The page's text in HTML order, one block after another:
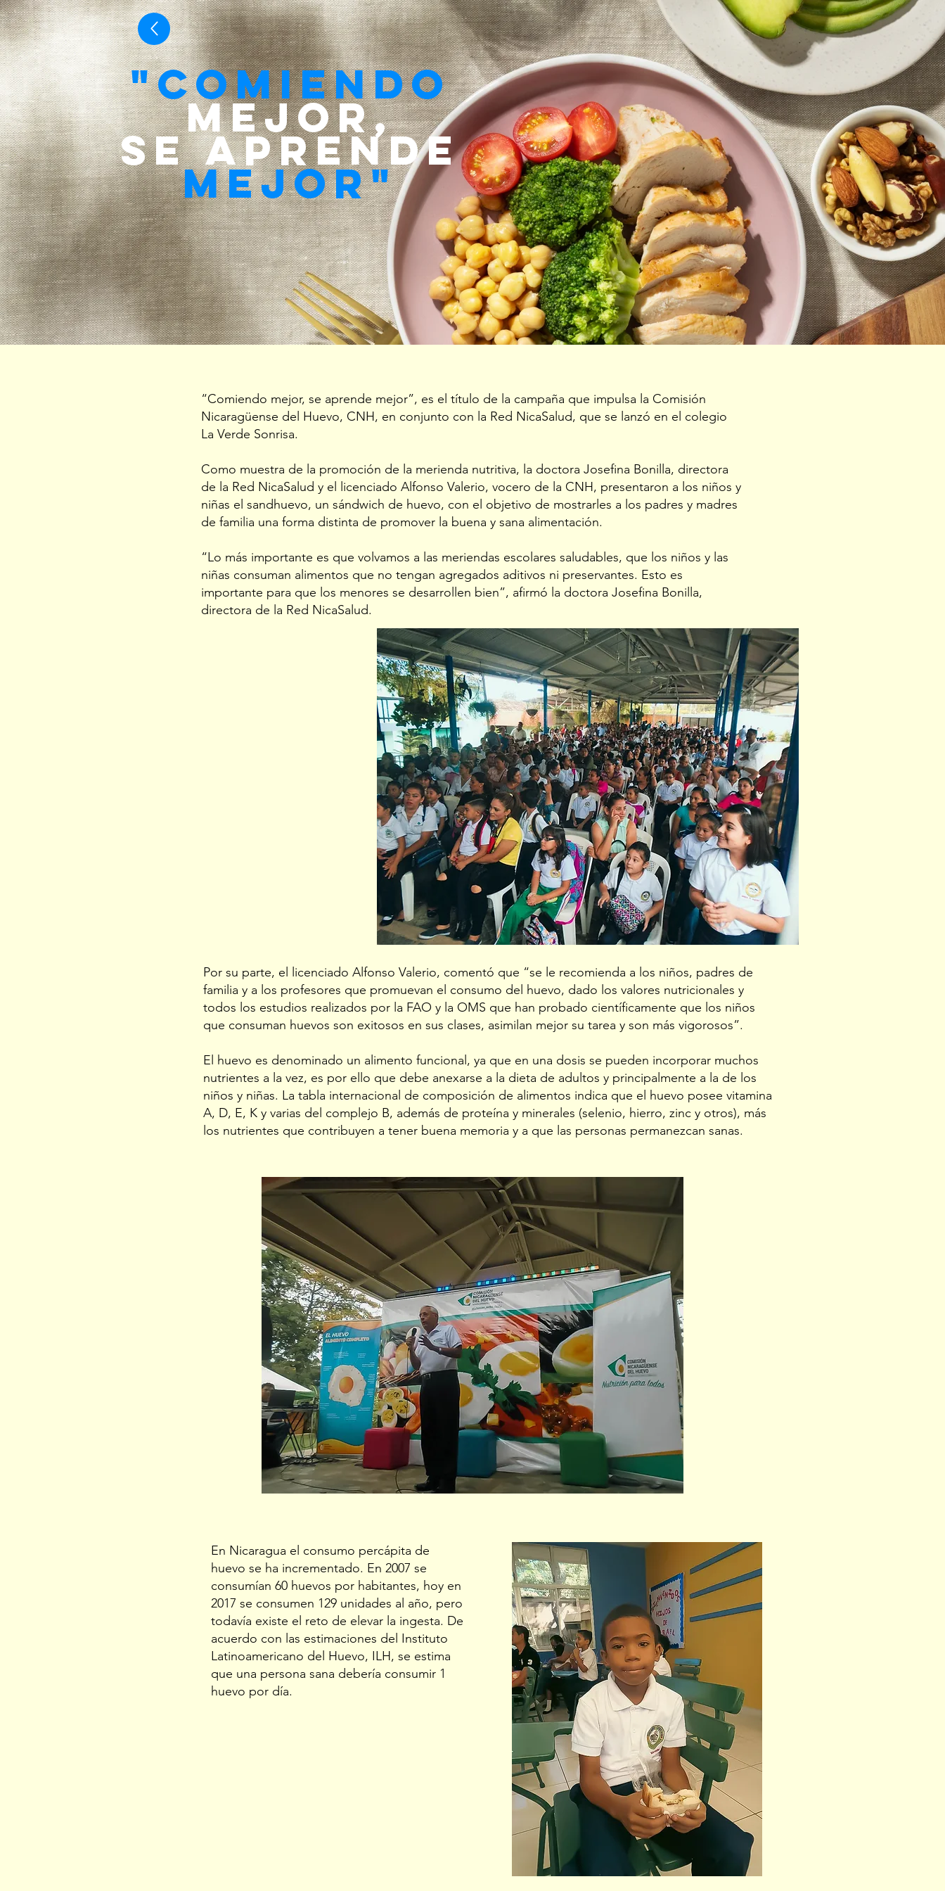
"Comiendo
mejor,
se aprende
mejor"
“Comiendo mejor, se aprende mejor”, es el título de la campaña que impulsa la Comisión
Nicaragüense del Huevo, CNH, en conjunto con la Red NicaSalud, que se lanzó en el colegio
La Verde Sonrisa.
Como muestra de la promoción de la merienda nutritiva, la doctora Josefina Bonilla, directora
de la Red NicaSalud y el licenciado Alfonso Valerio, vocero de la CNH, presentaron a los niños y
niñas el sandhuevo, un sándwich de huevo, con el objetivo de mostrarles a los padres y madres
de familia una forma distinta de promover la buena y sana alimentación.
“Lo más importante es que volvamos a las meriendas escolares saludables, que los niños y las
niñas consuman alimentos que no tengan agregados aditivos ni preservantes. Esto es
importante para que los menores se desarrollen bien”, afirmó la doctora Josefina Bonilla,
directora de la Red NicaSalud.
Por su parte, el licenciado Alfonso Valerio, comentó que “se le recomienda a los niños, padres de
familia y a los profesores que promuevan el consumo del huevo, dado los valores nutricionales y
todos los estudios realizados por la FAO y la OMS que han probado científicamente que los niños
que consuman huevos son exitosos en sus clases, asimilan mejor su tarea y son más vigorosos”.
El huevo es denominado un alimento funcional, ya que en una dosis se pueden incorporar muchos
nutrientes a la vez, es por ello que debe anexarse a la dieta de adultos y principalmente a la de los
niños y niñas. La tabla internacional de composición de alimentos indica que el huevo posee vitamina
A, D, E, K y varias del complejo B, además de proteína y minerales (selenio, hierro, zinc y otros), más
los nutrientes que contribuyen a tener buena memoria y a que las personas permanezcan sanas.
En Nicaragua el consumo percápita de
huevo se ha incrementado. En 2007 se
consumían 60 huevos por habitantes, hoy en
2017 se consumen 129 unidades al año, pero
todavía existe el reto de elevar la ingesta. De
acuerdo con las estimaciones del Instituto
Latinoamericano del Huevo, ILH, se estima
que una persona sana debería consumir 1
huevo por día.